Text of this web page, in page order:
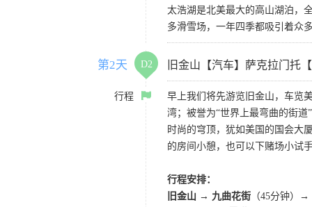
太浩湖是北美最大的高山湖泊，
多滑雪场，一年四季都吸引着众
第2天 D2 旧金山【汽车】萨克拉门托
行程
早上我们将先游览旧金山，车览
湾；被誉为“世界上最弯曲的街
时尚的穹顶，犹如美国的国会大
的房间小憩，也可以下赌场小试
行程安排：
旧金山 → 九曲花街 （45分钟）→